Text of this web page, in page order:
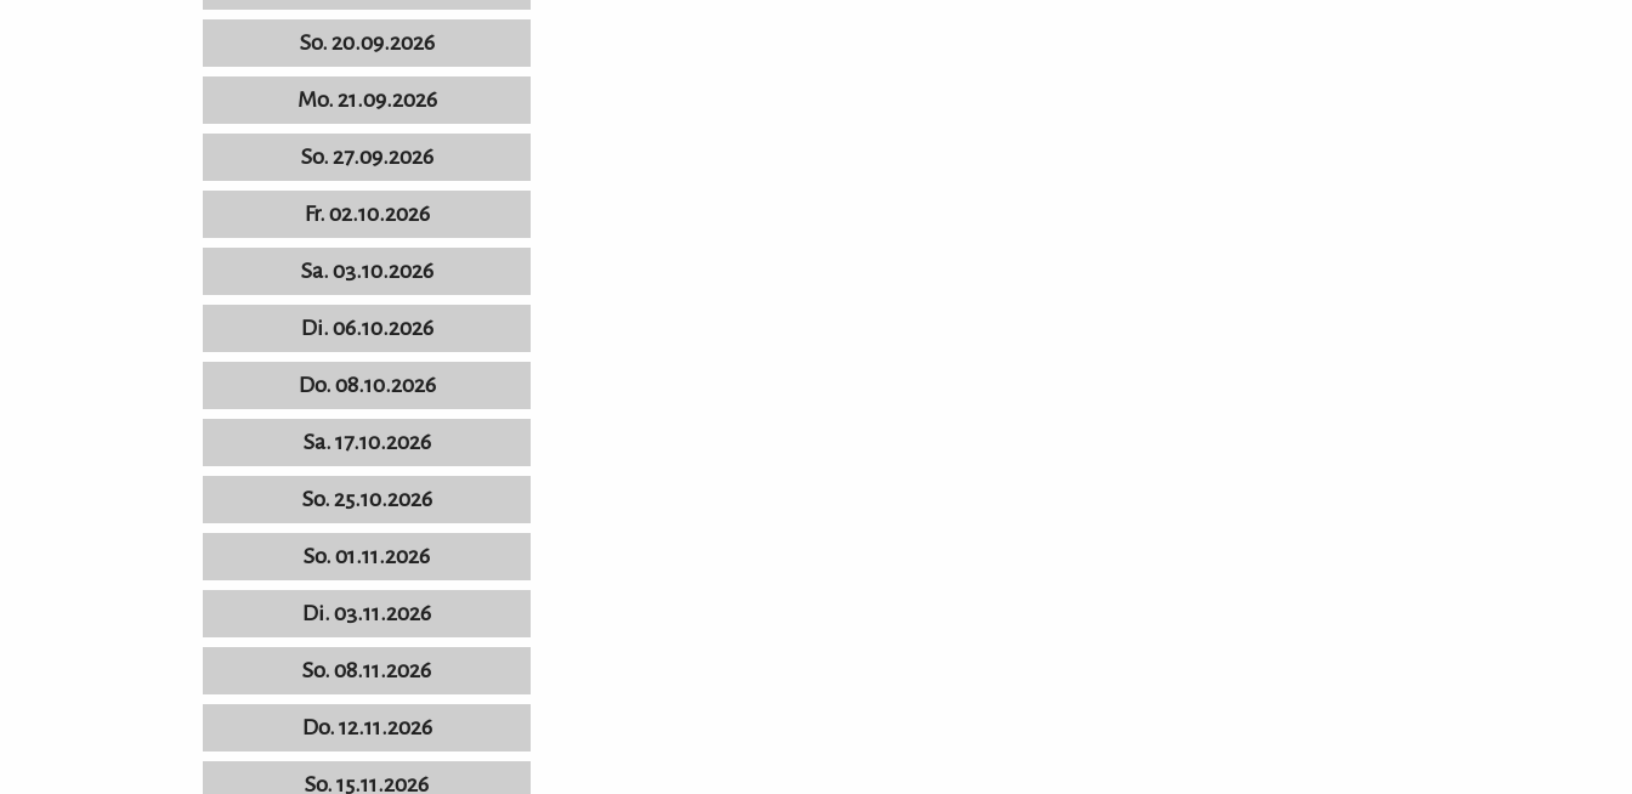
So. 20.09.2026
Mo. 21.09.2026
So. 27.09.2026
Fr. 02.10.2026
Sa. 03.10.2026
Di. 06.10.2026
Do. 08.10.2026
Sa. 17.10.2026
So. 25.10.2026
So. 01.11.2026
Di. 03.11.2026
So. 08.11.2026
Do. 12.11.2026
So. 15.11.2026